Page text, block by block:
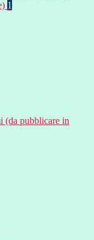
1
(da pubblicare in